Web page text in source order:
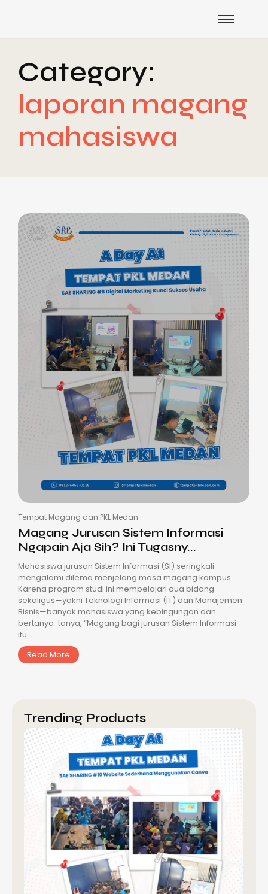
Category:
laporan magang
mahasiswa
Tempat Magang dan PKL Medan
Magang Jurusan Sistem Informasi
Ngapain Aja Sih? Ini Tugasny...
Mahasiswa jurusan Sistem Informasi (SI) seringkali
mengalami dilema menjelang masa magang kampus.
Karena program studi ini mempelajari dua bidang
sekaligus—yakni Teknologi Informasi (IT) dan Manajemen
Bisnis—banyak mahasiswa yang kebingungan dan
bertanya-tanya, “Magang bagi jurusan Sistem Informasi
itu...
Read More
Trending Products